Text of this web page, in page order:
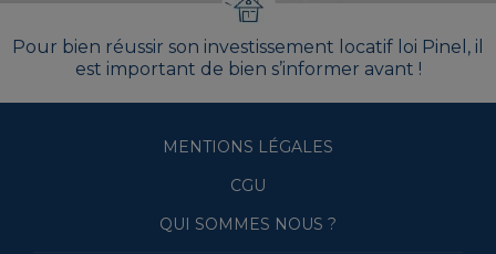
Pour bien réussir son investissement locatif loi Pinel, il
est important de bien s’informer avant !
MENTIONS LÉGALES
CGU
QUI SOMMES NOUS ?